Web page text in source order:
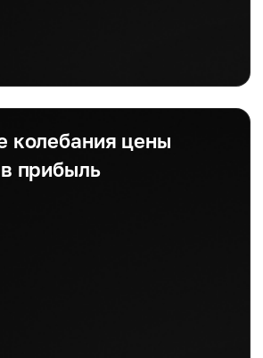
колебания цены
прибыль